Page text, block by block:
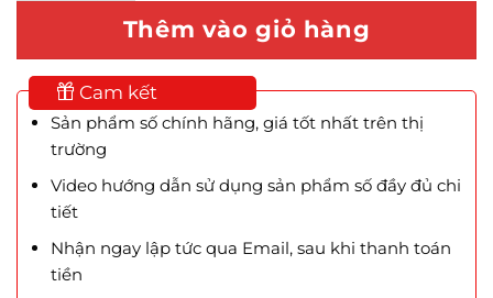
Thêm vào giỏ hàng
Cam kết
Sản phẩm số chính hãng, giá tốt nhất trên thị
trường
Video hướng dẫn sử dụng sản phẩm số đầy đủ chi
tiết
Nhận ngay lập tức qua Email, sau khi thanh toán
tiền